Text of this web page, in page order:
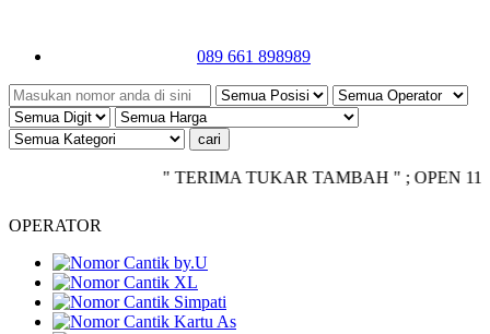
089 661 898989
" TERIMA TUKAR TAMBAH " ; OPEN 11.00 -
OPERATOR